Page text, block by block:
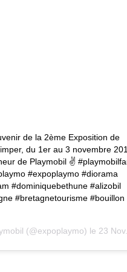
de la 2ème Exposition de
du 1er au 3 novembre
de Playmobil ✌️
#expoplaymo #diorama
#dominiquebethune #alizobil
#bretagnetourisme #bouillon
(@expoplaymo) le 23 Nov. 2019 à 1 :46 PST